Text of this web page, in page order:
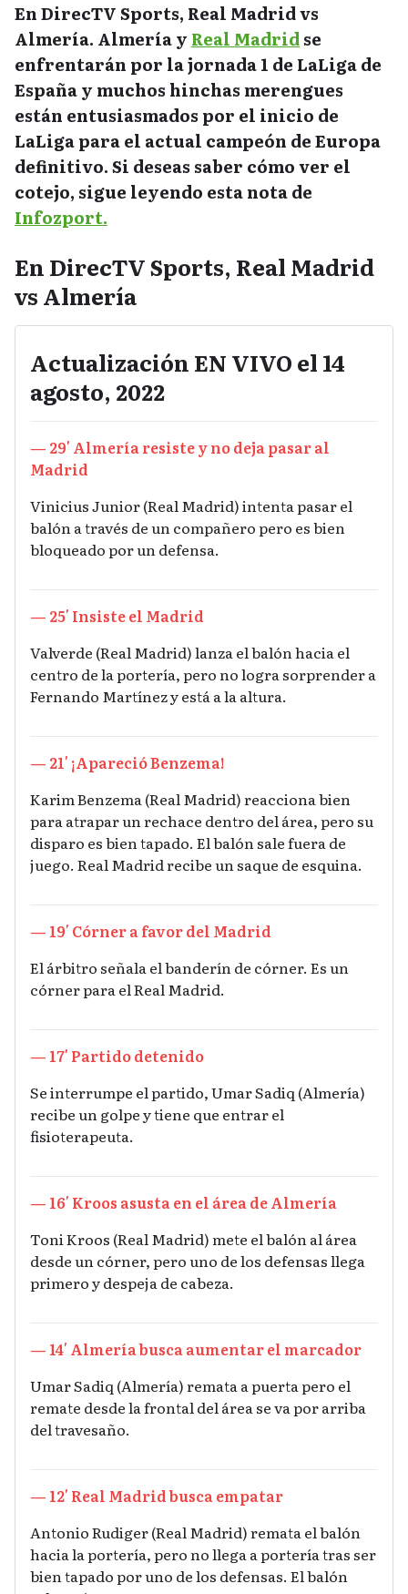
En DirecTV Sports, Real Madrid vs
Almería. Almería y Real Madridse
enfrentarán por la jornada 1 de LaLiga de
España y muchos hinchas merengues
están entusiasmados por el inicio de
LaLiga para el actual campeón de Europa
definitivo. Si deseas saber cómo ver el
cotejo, sigue leyendo esta nota de
Infozport.
En DirecTV Sports, Real Madrid
vs Almería
Actualización EN VIVO el 14
agosto, 2022
— 29′ Almería resiste y no deja pasar al
Madrid
Vinicius Junior (Real Madrid) intenta pasar el
balón a través de un compañero pero es bien
bloqueado por un defensa.
— 25′ Insiste el Madrid
Valverde (Real Madrid) lanza el balón hacia el
centro de la portería, pero no logra sorprender a
Fernando Martínez y está a la altura.
— 21′ ¡Apareció Benzema!
Karim Benzema (Real Madrid) reacciona bien
para atrapar un rechace dentro del área, pero su
disparo es bien tapado. El balón sale fuera de
juego. Real Madrid recibe un saque de esquina.
— 19′ Córner a favor del Madrid
El árbitro señala el banderín de córner. Es un
córner para el Real Madrid.
— 17′ Partido detenido
Se interrumpe el partido, Umar Sadiq (Almería)
recibe un golpe y tiene que entrar el
fisioterapeuta.
— 16′ Kroos asusta en el área de Almería
Toni Kroos (Real Madrid) mete el balón al área
desde un córner, pero uno de los defensas llega
primero y despeja de cabeza.
— 14′ Almería busca aumentar el marcador
Umar Sadiq (Almería) remata a puerta pero el
remate desde la frontal del área se va por arriba
del travesaño.
— 12′ Real Madrid busca empatar
Antonio Rudiger (Real Madrid) remata el balón
hacia la portería, pero no llega a portería tras ser
bien tapado por uno de los defensas. El balón